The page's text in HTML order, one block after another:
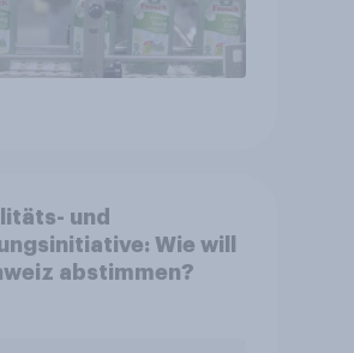
und
Wie will
abstimmen?